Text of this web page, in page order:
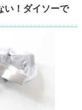
い！ダイソーで